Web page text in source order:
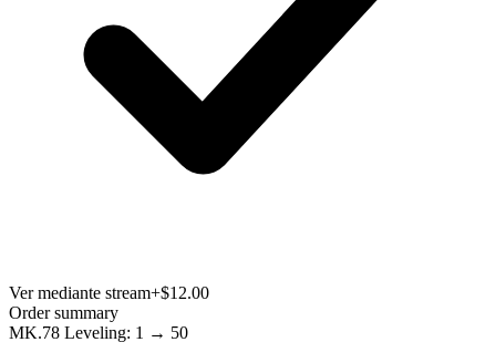
Ver mediante stream+$12.00
Order summary
MK.78 Leveling: 1 → 50